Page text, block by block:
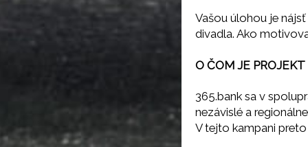
Vašou úlohou je
divadla. Ako
O ČOM JE
365.bank sa v
nezávislé a
V tejto kampani